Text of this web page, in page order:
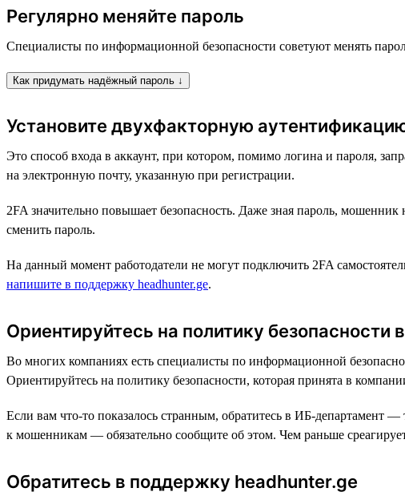
Регулярно меняйте пароль
Специалисты по информационной безопасности советуют менять
Как придумать надёжный пароль ↓
Установите двухфакторную
Это способ входа в аккаунт, при котором, помимо логина и пароля,
на электронную почту, указанную при регистрации.
2FA значительно повышает безопасность. Даже зная пароль,
сменить пароль.
На данный момент работодатели не могут подключить 2FA
напишите в поддержку headhunter.ge.
Ориентируйтесь на политику безопасности
Во многих компаниях есть специалисты по информационной
Ориентируйтесь на политику безопасности, которая принята в
Если вам что-то показалось странным, обратитесь в ИБ-департамент
к мошенникам — обязательно сообщите об этом. Чем раньше
Обратитесь в поддержку headhunter.ge